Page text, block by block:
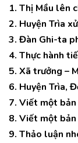
1. Thị Mầu lên
2. Huyện Trìa
3. Đàn Ghi-ta
4. Thực hành
5. Xã trưởng –
6. Huyện Trìa,
7. Viết một bản
8. Viết một bản
9. Thảo luận